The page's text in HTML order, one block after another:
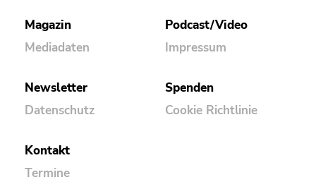
Magazin
Mediadaten
Podcast/Video
Impressum
Newsletter
Datenschutz
Spenden
Cookie Richtlinie
Kontakt
Termine